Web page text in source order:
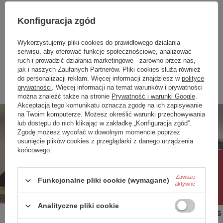
Kod produktów polecanych:
Zobacz również
Poprzedni z tej kategorii
9022-
Następny z tej kategorii
Konfiguracja zgód
Wykorzystujemy pliki cookies do prawidłowego działania
serwisu, aby oferować funkcje społecznościowe, analizować
ruch i prowadzić działania marketingowe - zarówno przez nas,
jak i naszych Zaufanych Partnerów. Pliki cookies służą również
do personalizacji reklam. Więcej informacji znajdziesz w polityce
prywatności . Więcej informacji na temat warunków i prywatności
można znaleźć także na stronie Prywatność i warunki Google
Akceptacja tego komunikatu oznacza zgodę na ich zapisywanie
na Twoim komputerze. Możesz określić warunki przechowywania
lub dostępu do nich klikając w zakładkę „Konfiguracja zgód”.
Zgodę możesz wycofać w dowolnym momencie poprzez
usunięcie plików cookies z przeglądarki z danego urządzenia
końcowego.
Funkcjonalne pliki cookie (wymagane)
Zawsze
aktywne
Analityczne pliki cookie